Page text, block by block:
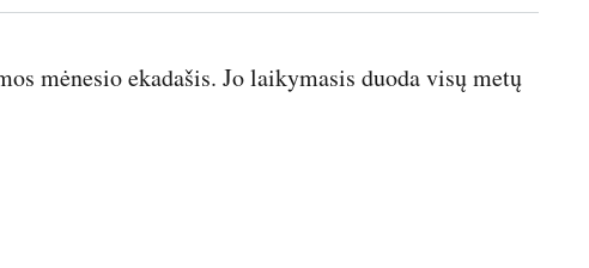
mėnesio ekadašis. Jo laikymasis duoda visų metų